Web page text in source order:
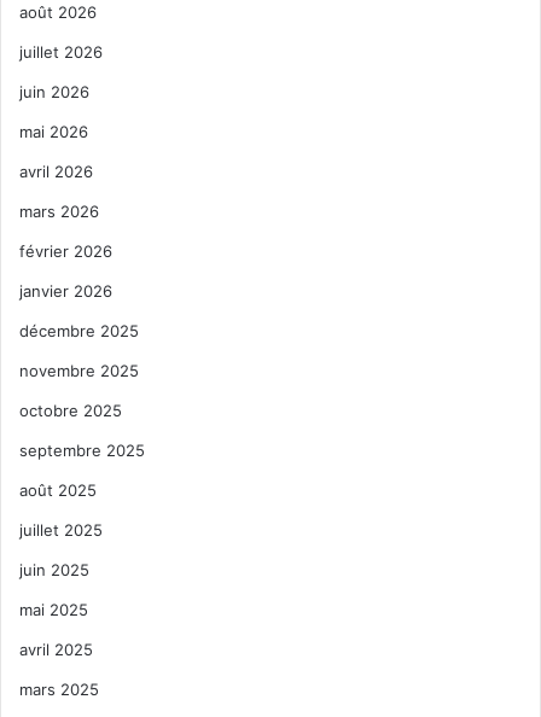
août 2026
juillet 2026
juin 2026
mai 2026
avril 2026
mars 2026
février 2026
janvier 2026
décembre 2025
novembre 2025
octobre 2025
septembre 2025
août 2025
juillet 2025
juin 2025
mai 2025
avril 2025
mars 2025